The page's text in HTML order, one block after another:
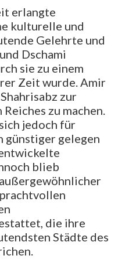
erlangte
kulturelle und
Gelehrte und
Dschami
sie zu einem
Zeit wurde. Amir
zur
zu machen.
jedoch für
günstiger gelegen
blieb
die ihre
Städte des